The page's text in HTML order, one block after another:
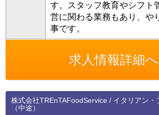
す。スタッフ教育やシフト
営に関わる業務もあり、や
事です。
求人情報詳細へ
株式会社TREnTAFoodService / イタリアン・
（中途）